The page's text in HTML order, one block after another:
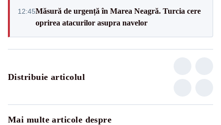
12:45Măsură de urgență în Marea Neagră. Turcia cere
oprirea atacurilor asupra navelor
Distribuie articolul
Mai multe articole despre